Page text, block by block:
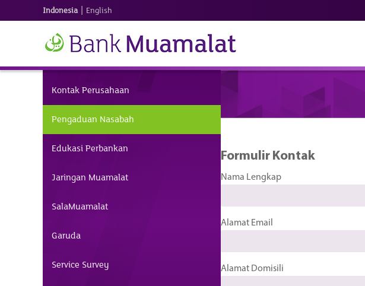
Indonesia | English
Kontak Perusahaan
Pengaduan Nasabah
Edukasi Perbankan
Jaringan Muamalat
SalaMuamalat
Garuda
Service Survey
Formulir Kontak
Nama Lengkap
Alamat Email
Alamat Domisili